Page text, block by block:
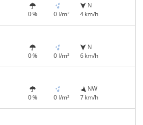
0 % 0 l/m²
N
4 km/h
0 % 0 l/m²
N
6 km/h
0 % 0 l/m²
NW
7 km/h